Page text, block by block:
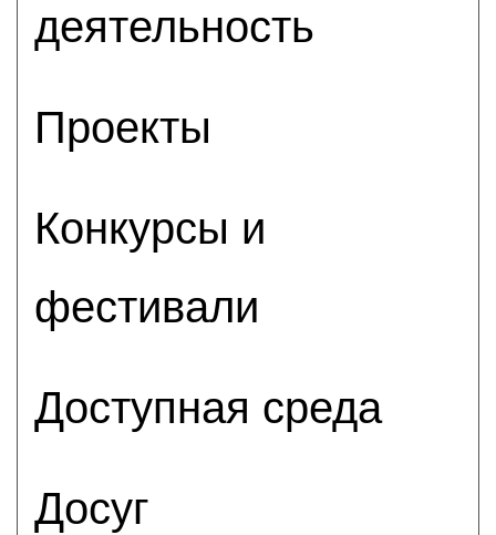
деятельность
Проекты
Конкурсы и
фестивали
Доступная среда
Досуг